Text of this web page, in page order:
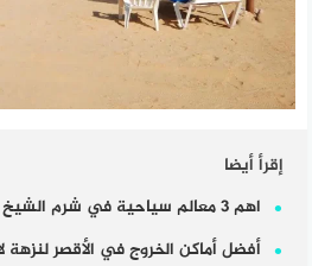
إقرأ أيضا
اهم 3 معالم سياحية في شرم الشيخ
أفضل أماكن الخروج في الأقصر لنزهة